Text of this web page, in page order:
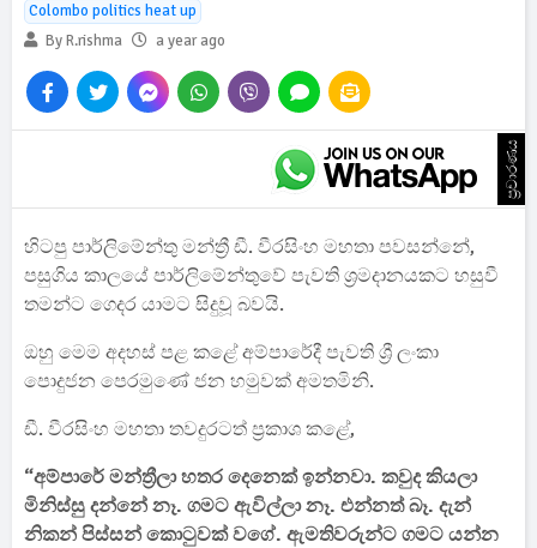
Colombo politics heat up
By R.rishma
a year ago
ප්‍රචාරණය
හිටපු පාර්ලිමේන්තු මන්ත්‍රී ඩී. වීරසිංහ මහතා පවසන්නේ,
පසුගිය කාලයේ පාර්ලිමේන්තුවේ පැවති ශ්‍රමදානයකට හසුවී
තමන්ට ගෙදර යාමට සිදුවූ බවයි.
ඔහු මෙම අදහස් පළ කළේ අම්පාරේදී පැවති ශ්‍රී ලංකා
පොදුජන පෙරමුණේ ජන හමුවක් අමතමිනි.
ඩී. වීරසිංහ මහතා තවදුරටත් ප්‍රකාශ කළේ,
“අම්පාරේ මන්ත්‍රීලා හතර දෙනෙක් ඉන්නවා. කවුද කියලා
මිනිස්සු දන්නේ නෑ. ගමට ඇවිල්ලා නෑ. එන්නත් බෑ. දැන්
නිකන් පිස්සන් කොටුවක් වගේ. ඇමතිවරුන්ට ගමට යන්න